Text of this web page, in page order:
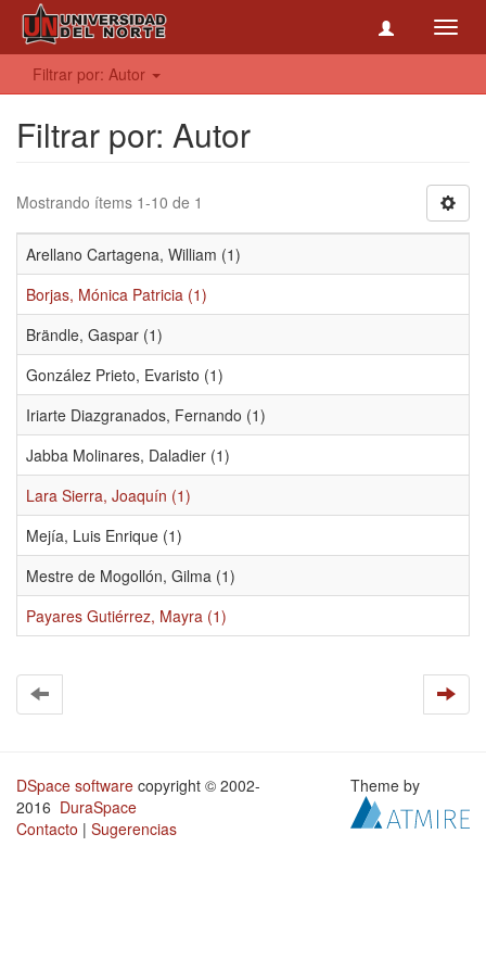
Filtrar por: Autor
Filtrar por: Autor
Mostrando ítems 1-10 de 1
Arellano Cartagena, William (1)
Borjas, Mónica Patricia (1)
Brändle, Gaspar (1)
González Prieto, Evaristo (1)
Iriarte Diazgranados, Fernando (1)
Jabba Molinares, Daladier (1)
Lara Sierra, Joaquín (1)
Mejía, Luis Enrique (1)
Mestre de Mogollón, Gilma (1)
Payares Gutiérrez, Mayra (1)
DSpace software copyright © 2002-
2016 DuraSpace
Contacto | Sugerencias
Theme by